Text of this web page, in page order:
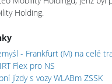
Holding.
- Frankfurt (M) na celé
Flex pro NS
jízdy s vozy WLABm ZSSK